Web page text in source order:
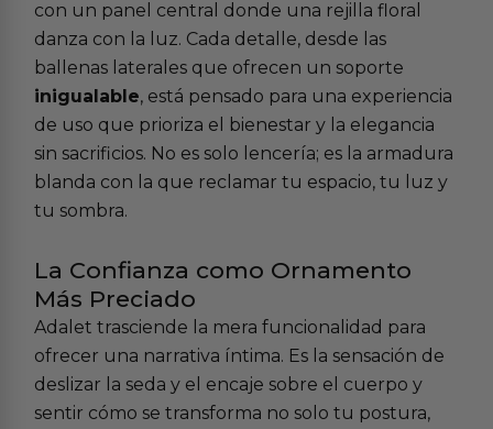
con un panel central donde una rejilla floral
danza con la luz. Cada detalle, desde las
ballenas laterales que ofrecen un soporte
inigualable, está pensado para una experiencia
de uso que prioriza el bienestar y la elegancia
sin sacrificios. No es solo lencería; es la armadura
blanda con la que reclamar tu espacio, tu luz y
tu sombra.
La Confianza como Ornamento
Más Preciado
Adalet trasciende la mera funcionalidad para
ofrecer una narrativa íntima. Es la sensación de
deslizar la seda y el encaje sobre el cuerpo y
sentir cómo se transforma no solo tu postura,